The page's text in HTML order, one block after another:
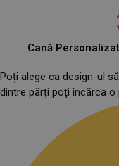
Cană
Poți alege ca design-ul
dintre părți poți încărca